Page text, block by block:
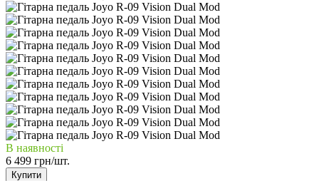
В наявності
6 499 грн/шт.
Купити